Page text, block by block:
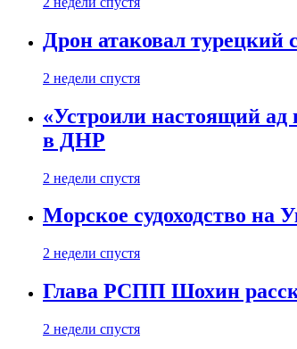
Дрон атаковал турецкий
2 недели спустя
«Устроили настоящий ад
в ДНР
2 недели спустя
Морское судоходство на
2 недели спустя
Глава РСПП Шохин
2 недели спустя